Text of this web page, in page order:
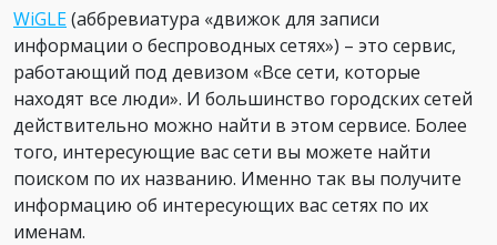
WiGLE(аббревиатура «движок для записи
информации о беспроводных сетях») – это сервис,
работающий под девизом «Все сети, которые
находят все люди». И большинство городских сетей
действительно можно найти в этом сервисе. Более
того, интересующие вас сети вы можете найти
поиском по их названию. Именно так вы получите
информацию об интересующих вас сетях по их
именам.